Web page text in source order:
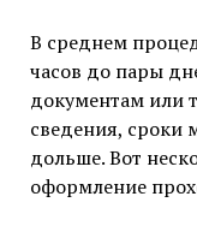
В среднем
часов до пары
документам или
сведения, сроки
дольше. Вот
оформление